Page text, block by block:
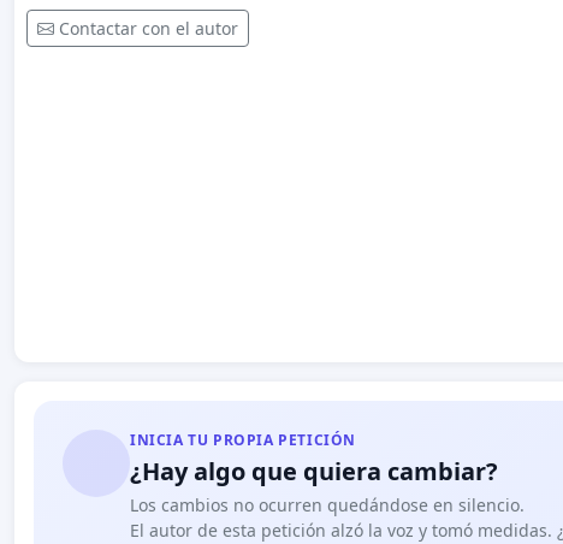
Contactar con el autor
INICIA TU PROPIA PETICIÓN
¿Hay algo que quiera cambiar?
Los cambios no ocurren quedándose en silencio.
El autor de esta petición alzó la voz y tomó medidas.